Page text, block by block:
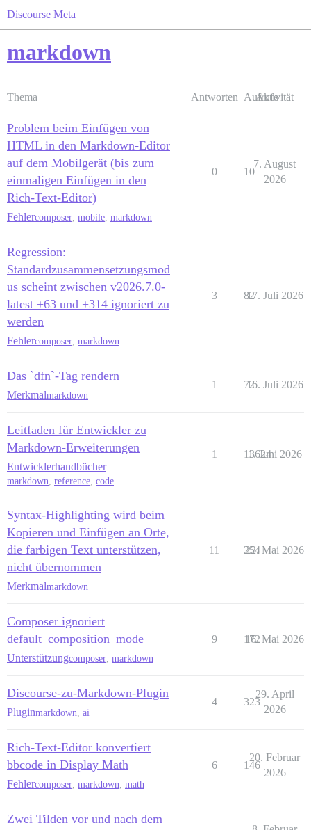
Discourse Meta
markdown
Thema Antworten Aufrufe
Aktivität
Problem beim Einfügen von
HTML in den Markdown-Editor
auf dem Mobilgerät (bis zum
einmaligen Einfügen in den
Rich-Text-Editor)
Fehlercomposer mobile markdown
0 10
7. August
2026
Regression:
Standardzusammensetzungsmod
us scheint zwischen v2026.7.0-
latest +63 und +314 ignoriert zu
werden
Fehlercomposer markdown
3 82
17. Juli 2026
Das `dfn`-Tag rendern
Merkmalmarkdown
1 72
16. Juli 2026
Leitfaden für Entwickler zu
Markdown-Erweiterungen
Entwicklerhandbücher
markdown, reference, code
1 13624
1. Juni 2026
Syntax-Highlighting wird beim
Kopieren und Einfügen an Orte,
die farbigen Text unterstützen,
nicht übernommen
Merkmalmarkdown
11 254
22. Mai 2026
Composer ignoriert
default_composition_mode
Unterstützungcomposer markdown
9 172
16. Mai 2026
Discourse-zu-Markdown-Plugin
Pluginmarkdown ai
4 323
29. April
2026
Rich-Text-Editor konvertiert
bbcode in Display Math
Fehlercomposer markdown math
6 146
20. Februar
2026
Zwei Tilden vor und nach dem